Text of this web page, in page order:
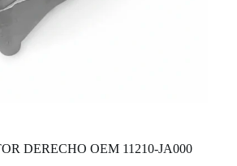
DERECHO OEM 11210-JA000